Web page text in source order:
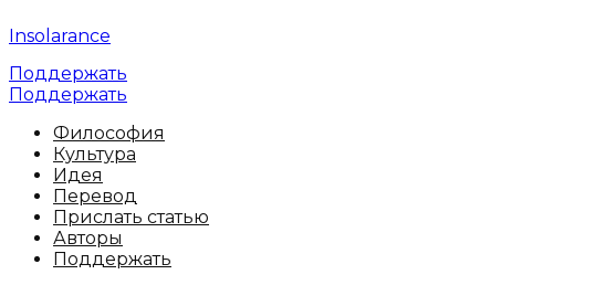
Insolarance
Поддержать
Поддержать
Философия
Культура
Идея
Перевод
Прислать статью
Авторы
Поддержать